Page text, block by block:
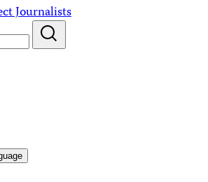
Journalists